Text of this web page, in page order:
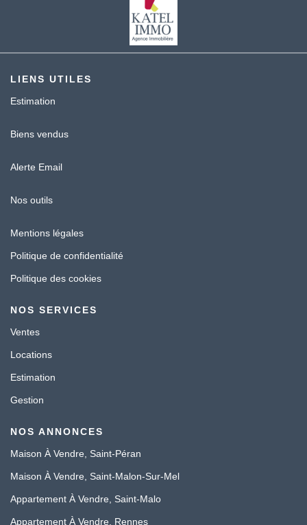
LIENS UTILES
Estimation
Biens vendus
Alerte Email
Nos outils
Mentions légales
Politique de confidentialité
Politique des cookies
NOS SERVICES
Ventes
Locations
Estimation
Gestion
NOS ANNONCES
Maison À Vendre, Saint-Péran
Maison À Vendre, Saint-Malon-Sur-Mel
Appartement À Vendre, Saint-Malo
Appartement À Vendre, Rennes